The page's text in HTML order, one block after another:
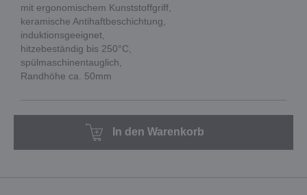
mit ergonomischem Kunststoffgriff,
keramische Antihaftbeschichtung,
induktionsgeeignet,
hitzebeständig bis 250°C,
spülmaschinentauglich,
Randhöhe ca. 50mm
In den Warenkorb